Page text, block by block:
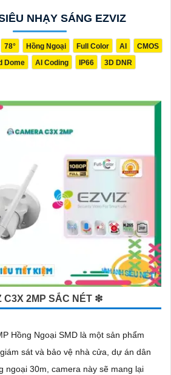
NHẠY SÁNG EZVIZ
78° Hồng Ngoại Full Color AI
CMOS
Dome AI Coding IP66 3D DNR
C3X 2MP SẮC NÉT ❇
Hồng Ngoại SMD là một sản phẩm
sát và bảo vệ nhà cửa, dự án dân